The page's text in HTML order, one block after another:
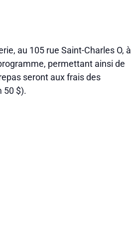
au 105 rue Saint-Charles O, à
permettant ainsi de
seront aux frais des
50 $).